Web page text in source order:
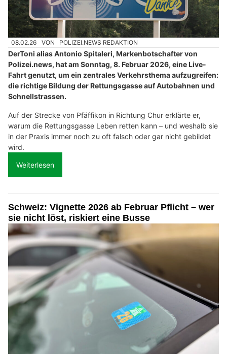
08.02.26 VON POLIZEI.NEWS REDAKTION
DerToni alias Antonio Spitaleri, Markenbotschafter von
Polizei.news, hat am Sonntag, 8. Februar 2026, eine Live-
Fahrt genutzt, um ein zentrales Verkehrsthema aufzugreifen:
die richtige Bildung der Rettungsgasse auf Autobahnen und
Schnellstrassen.
Auf der Strecke von Pfäffikon in Richtung Chur erklärte er,
warum die Rettungsgasse Leben retten kann – und weshalb sie
in der Praxis immer noch zu oft falsch oder gar nicht gebildet
wird.
Weiterlesen
Schweiz: Vignette 2026 ab Februar Pflicht – wer
sie nicht löst, riskiert eine Busse